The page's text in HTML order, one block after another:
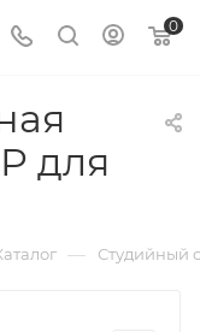
0
для
— Студийный